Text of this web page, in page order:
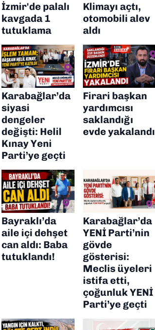
İzmir'de palalı
kavgada 1
tutuklama
Klimayı açtı,
otomobili alev
aldı
Karabağlar’da
siyasi
dengeler
değişti: Helil
Kınay Yeni
Parti’ye geçti
Firari başkan
yardımcısı
saklandığı
evde yakalandı
Bayraklı’da
aile içi dehşet
can aldı: Baba
tutuklandı!
Karabağlar’da
YENİ Parti’nin
gövde
gösterisi:
Meclis üyeleri
istifa etti,
çoğunluk YENİ
Parti’ye geçti